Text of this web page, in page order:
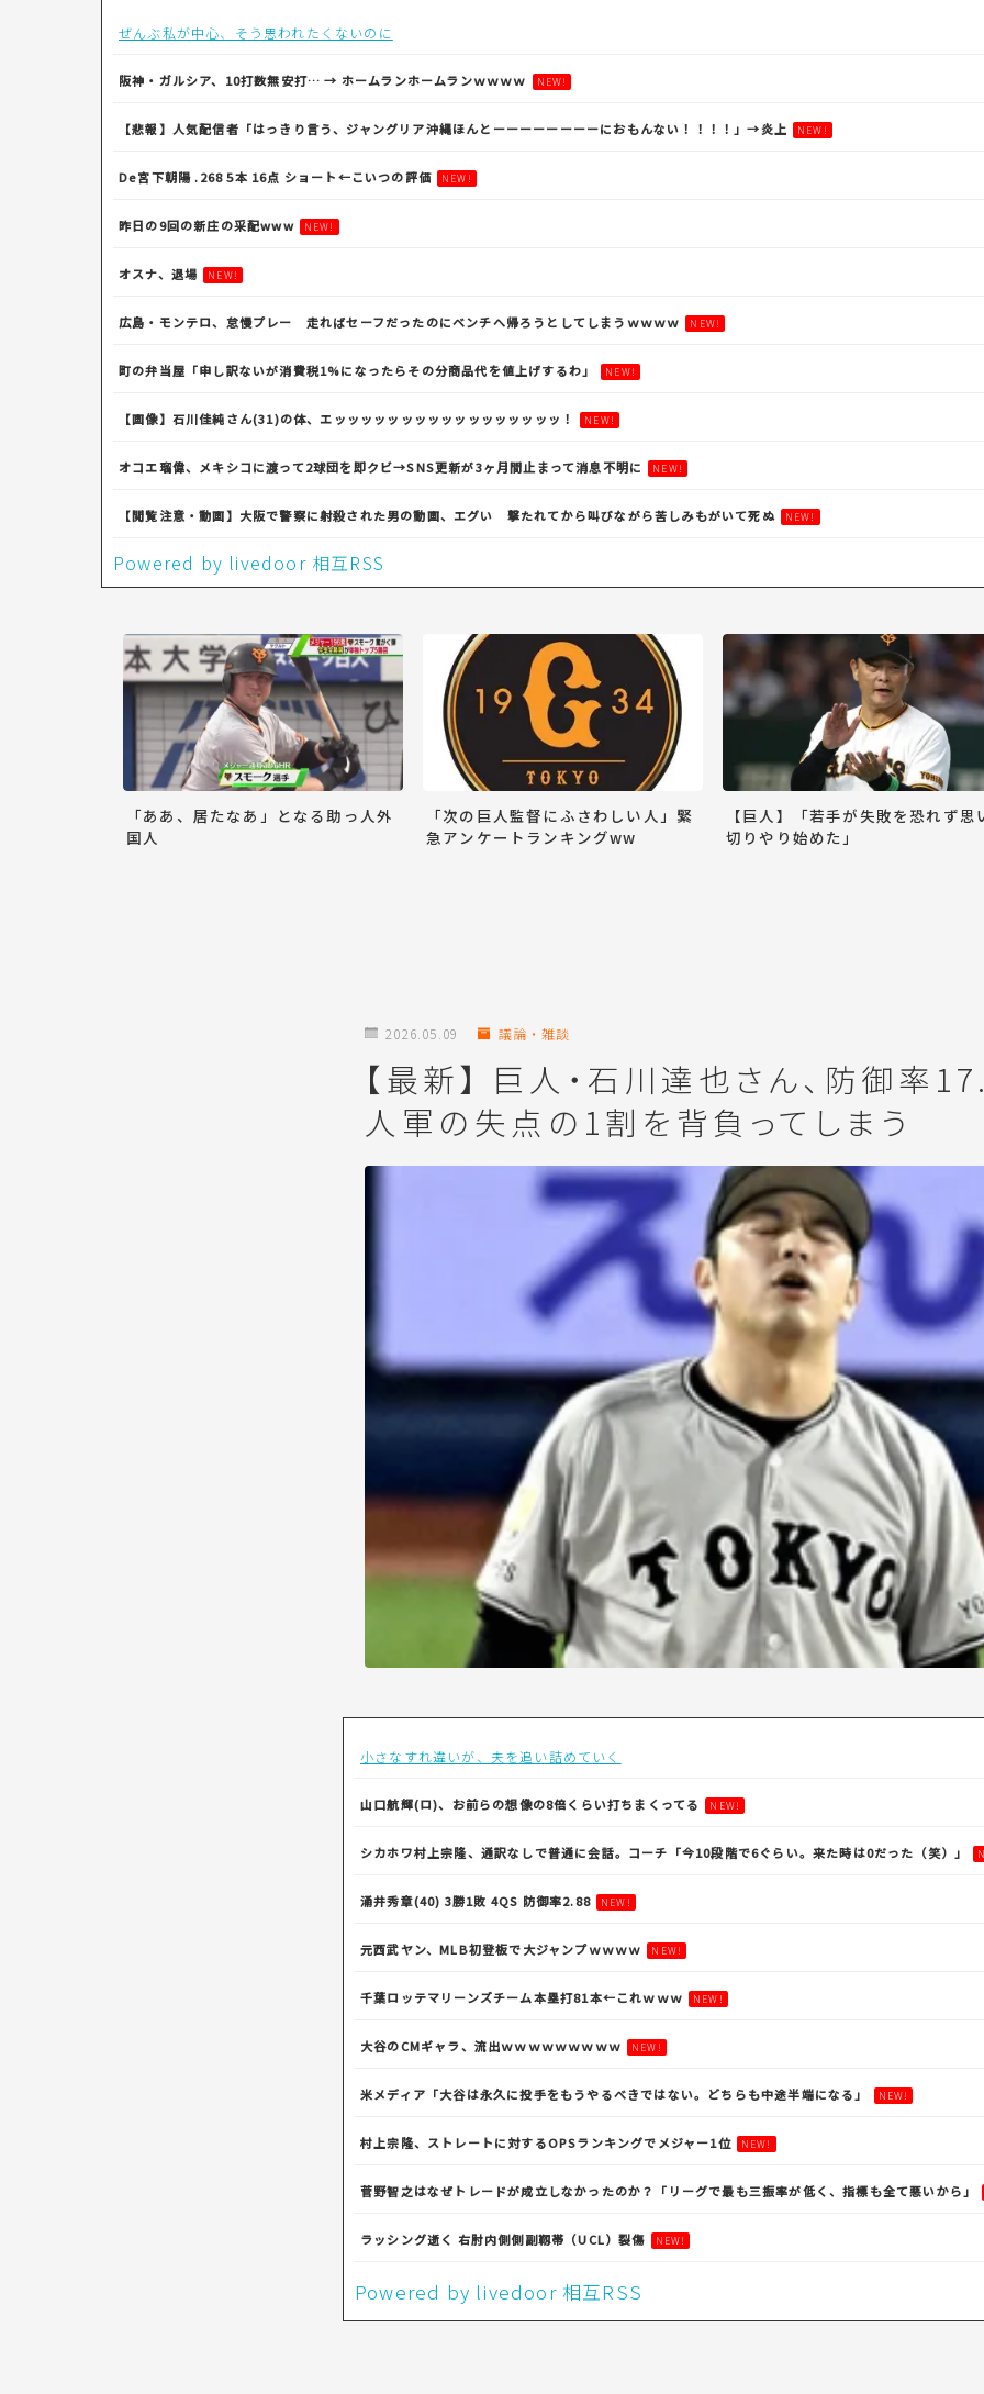
ぜんぶ私が中心、そう思われたくないのに
阪神・ガルシア、10打数無安打… → ホームランホームランｗｗｗｗ NEW!
【悲報】人気配信者「はっきり言う、ジャングリア沖縄ほんとーーーーーーーーにおもんない！！！！」→炎上 NEW!
De宮下朝陽 .268 5本 16点 ショート←こいつの評価 NEW!
昨日の9回の新庄の采配www NEW!
オスナ、退場 NEW!
広島・モンテロ、怠慢プレー 走ればセーフだったのにベンチへ帰ろうとしてしまうｗｗｗｗ NEW!
町の弁当屋「申し訳ないが消費税1%になったらその分商品代を値上げするわ」 NEW!
【画像】石川佳純さん(31)の体、エッッッッッッッッッッッッッッッッッ！ NEW!
オコエ瑠偉、メキシコに渡って2球団を即クビ→SNS更新が3ヶ月間止まって消息不明に NEW!
【閲覧注意・動画】大阪で警察に射殺された男の動画、エグい 撃たれてから叫びながら苦しみもがいて死ぬ NEW!
Powered by livedoor 相互RSS
「ああ、居たなあ」となる助っ人外
国人
「次の巨人監督にふさわしい人」緊
急アンケートランキングww
【巨人】「若手が失敗を恐れず思
切りやり始めた」
2026.05.09 議論・雑談
【最新】 巨人・石川達也さん、防御率
人軍の失点の1割を背負ってしまう
小さなすれ違いが、夫を追い詰めていく
山口航輝(ロ)、お前らの想像の8倍くらい打ちまくってる NEW!
シカホワ村上宗隆、通訳なしで普通に会話。コーチ「今10段階で6ぐらい。来た時は0だった（笑）」
涌井秀章(40) 3勝1敗 4QS 防御率2.88 NEW!
元西武ヤン、MLB初登板で大ジャンプｗｗｗｗ NEW!
千葉ロッテマリーンズチーム本塁打81本←これｗｗｗ NEW!
大谷のCMギャラ、流出ｗｗｗｗｗｗｗｗｗ NEW!
米メディア「大谷は永久に投手をもうやるべきではない。どちらも中途半端になる」 NEW!
村上宗隆、ストレートに対するOPSランキングでメジャー1位 NEW!
菅野智之はなぜトレードが成立しなかったのか？「リーグで最も三振率が低く、指標も全て悪いから」
ラッシング逝く 右肘内側側副靱帯（UCL）裂傷 NEW!
Powered by livedoor 相互RSS